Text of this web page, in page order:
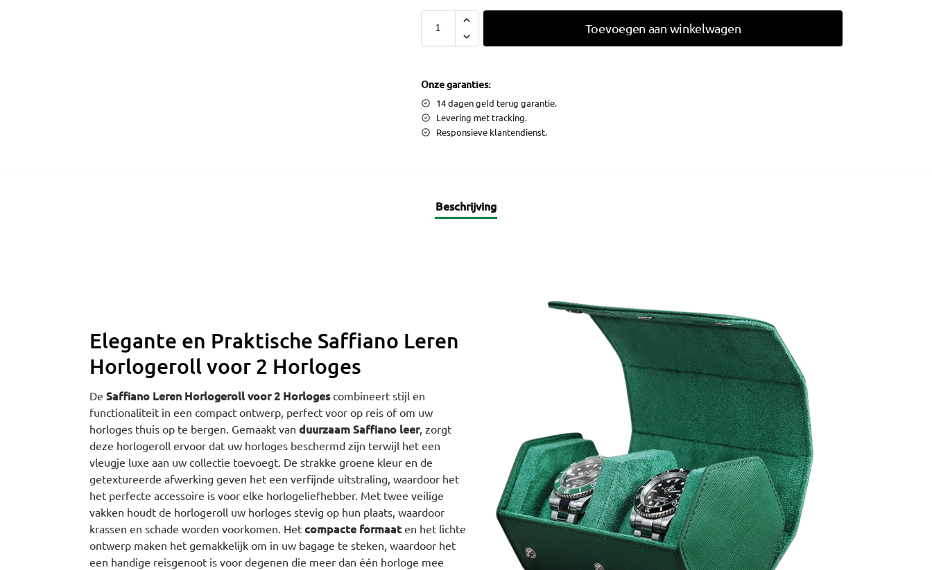
Toevoegen aan winkelwagen
Onze garanties:
14 dagen geld terug garantie.
Levering met tracking.
Responsieve klantendienst.
Beschrijving
Elegante en Praktische Saffiano Leren
Horlogeroll voor 2 Horloges
De Saffiano Leren Horlogeroll voor 2 Horlogescombineert stijl en
functionaliteit in een compact ontwerp, perfect voor op reis of om uw
horloges thuis op te bergen. Gemaakt van duurzaam Saffiano leer, zorgt
deze horlogeroll ervoor dat uw horloges beschermd zijn terwijl het een
vleugje luxe aan uw collectie toevoegt. De strakke groene kleur en de
getextureerde afwerking geven het een verfijnde uitstraling, waardoor het
het perfecte accessoire is voor elke horlogeliefhebber. Met twee veilige
vakken houdt de horlogeroll uw horloges stevig op hun plaats, waardoor
krassen en schade worden voorkomen. Het compacte formaaten het lichte
ontwerp maken het gemakkelijk om in uw bagage te steken, waardoor het
een handige reisgenoot is voor degenen die meer dan één horloge mee